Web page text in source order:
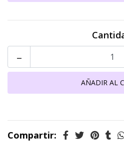
-
Compartir: